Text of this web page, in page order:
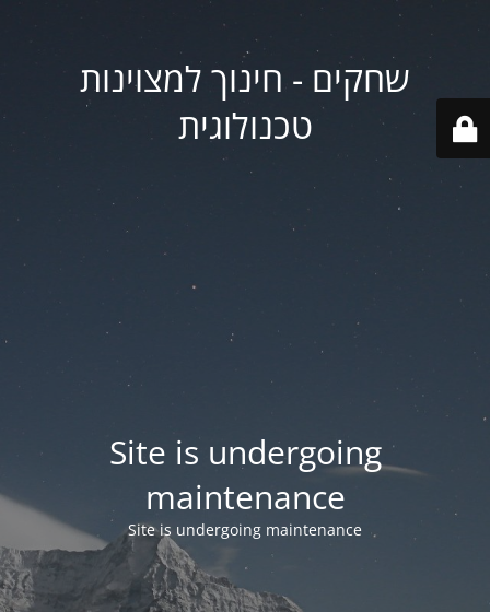
שחקים - חינוך למצוינות
טכנולוגית
Site is undergoing
maintenance
Site is undergoing maintenance